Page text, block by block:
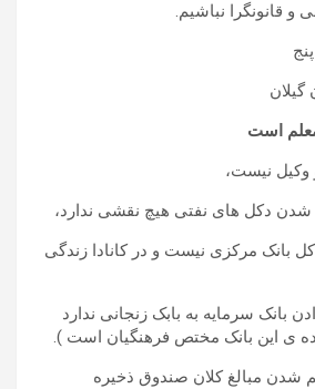
قانونگرا نباشیم.
است
وکیل نیست،
دکل های نفتی هیچ نقشی ندارد،
بانک مرکزی نیست و در کانادا زندگی
بانک سرمایه به بابک زنجانی ندارد
ی این بانک مختص فرهنگیان است ).
شدن مبالغ کلان صندوق ذخیره